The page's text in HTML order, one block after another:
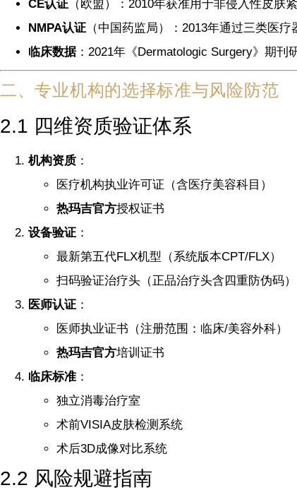
CE认证 （欧盟）：2010年获准用于非侵入性皮肤
NMPA认证 （中国药监局）：2013年通过三类医
临床数据：2021年《Dermatologic Surgery》期刊
二、专业机构的选择标准与风险防范
2.1 四维资质验证体系
机构资质 ：
医疗机构执业许可证（含医疗美容科目）
热玛吉官方授权证书
设备验证 ：
最新第五代FLX机型（系统版本CPT/FLX）
扫码验证治疗头（正品治疗头含四重防伪码）
医师认证 ：
医师执业证书（注册范围：临床/美容外科）
热玛吉官方培训证书
临床标准 ：
独立消毒治疗室
术前VISIA皮肤检测系统
术后3D成像对比系统
2.2 风险规避指南